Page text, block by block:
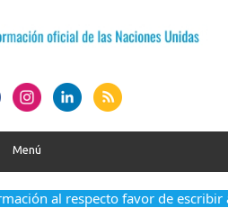
Menú
al respecto favor de escribir a